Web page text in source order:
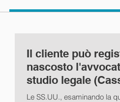
Il cliente può
nascosto
studio legale
20384/21)
Le SS.UU., esaminando la